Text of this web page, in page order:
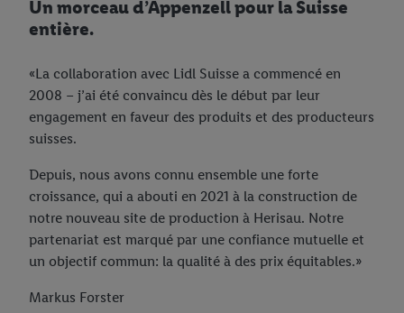
Un morceau d’Appenzell pour la Suisse
entière.
«La collaboration avec Lidl Suisse a commencé en
2008 – j’ai été convaincu dès le début par leur
engagement en faveur des produits et des producteurs
suisses.
Depuis, nous avons connu ensemble une forte
croissance, qui a abouti en 2021 à la construction de
notre nouveau site de production à Herisau. Notre
partenariat est marqué par une confiance mutuelle et
un objectif commun: la qualité à des prix équitables.»
Markus Forster